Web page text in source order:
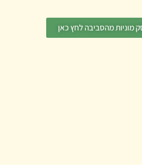
מוניות מהסביבה לחץ כאן